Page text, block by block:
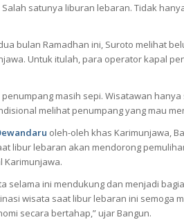
satunya liburan lebaran. Tidak
bulan Ramadhan ini, Suroto melihat
Untuk itulah, para operator kapal
penumpang masih sepi. Wisatawan
melihat penumpang yang mau
oleh-oleh khas Karimunjawa,
libur lebaran akan mendorong
Karimunjawa.
selama ini mendukung dan menjadi
wisata saat libur lebaran ini semoga
secara bertahap,” ujar Bangun.